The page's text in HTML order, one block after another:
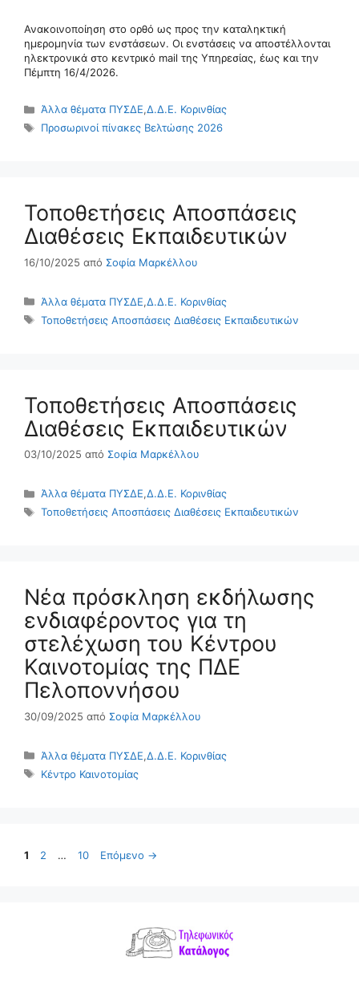
Ανακοινοποίηση στο ορθό ως προς την καταληκτική
ημερομηνία των ενστάσεων. Οι ενστάσεις να αποστέλλονται
ηλεκτρονικά στο κεντρικό mail της Υπηρεσίας, έως και την
Πέμπτη 16/4/2026.
Κατηγορίες
Άλλα θέματα ΠΥΣΔΕ,Δ.Δ.Ε. Κορινθίας
Ετικέτες
Προσωρινοί πίνακες Βελτώσης 2026
Τοποθετήσεις Αποσπάσεις
Διαθέσεις Εκπαιδευτικών
16/10/2025 από Σοφία Μαρκέλλου
Κατηγορίες
Άλλα θέματα ΠΥΣΔΕ,Δ.Δ.Ε. Κορινθίας
Ετικέτες
Τοποθετήσεις Αποσπάσεις Διαθέσεις Εκπαιδευτικών
Τοποθετήσεις Αποσπάσεις
Διαθέσεις Εκπαιδευτικών
03/10/2025 από Σοφία Μαρκέλλου
Κατηγορίες
Άλλα θέματα ΠΥΣΔΕ,Δ.Δ.Ε. Κορινθίας
Ετικέτες
Τοποθετήσεις Αποσπάσεις Διαθέσεις Εκπαιδευτικών
Nέα πρόσκληση εκδήλωσης
ενδιαφέροντος για τη
στελέχωση του Κέντρου
Καινοτομίας της ΠΔΕ
Πελοποννήσου
30/09/2025 από Σοφία Μαρκέλλου
Κατηγορίες
Άλλα θέματα ΠΥΣΔΕ,Δ.Δ.Ε. Κορινθίας
Ετικέτες
Κέντρο Καινοτομίας
Σελίδα
1 Σελίδα
2 … Σελίδα
10 Επόμενο →